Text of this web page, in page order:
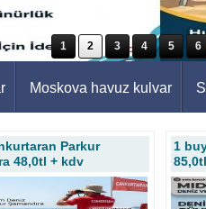
1 2 3 4 5 6
Moskova havuz kulvar
Parkur
48,0tl + kdv
1